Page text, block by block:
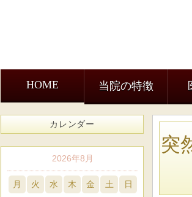
HOME 当院の特徴
突
カレンダー
2026年8月
月 火 水 木 金 土
日